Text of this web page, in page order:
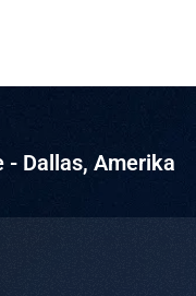
- Dallas, Amerika